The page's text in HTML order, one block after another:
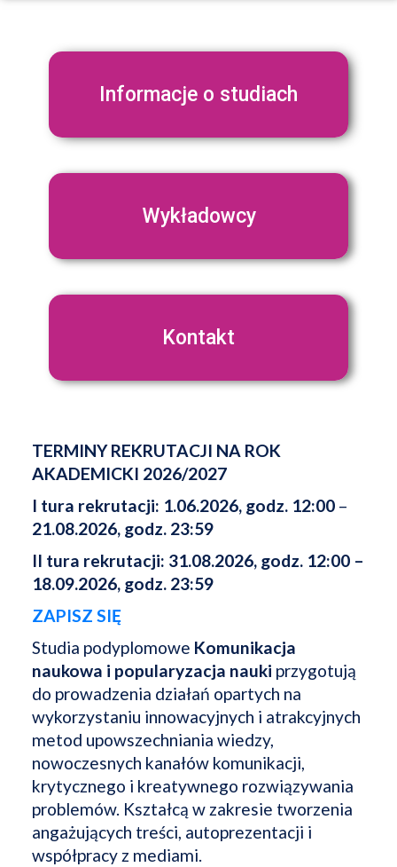
Informacje o studiach
Wykładowcy
Kontakt
TERMINY REKRUTACJI NA ROK
AKADEMICKI 2026/2027
I tura rekrutacji: 1.06.2026, godz. 12:00 –
21.08.2026, godz. 23:59
II tura rekrutacji: 31.08.2026, godz. 12:00 –
18.09.2026, godz. 23:59
ZAPISZ SIĘ
Studia podyplomowe Komunikacja
naukowa i popularyzacja nauki przygotują
do prowadzenia działań opartych na
wykorzystaniu innowacyjnych i atrakcyjnych
metod upowszechniania wiedzy,
nowoczesnych kanałów komunikacji,
krytycznego i kreatywnego rozwiązywania
problemów. Kształcą w zakresie tworzenia
angażujących treści, autoprezentacji i
współpracy z mediami.